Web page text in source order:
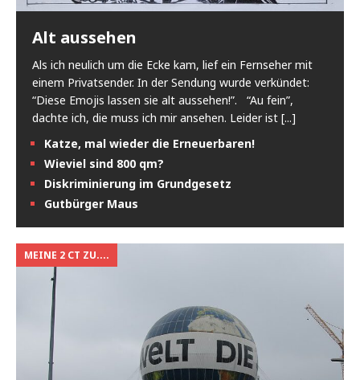
Alt aussehen
Als ich neulich um die Ecke kam, lief ein Fernseher mit
einem Privatsender. In der Sendung wurde verkündet:
“Diese Emojis lassen sie alt aussehen!”. “Au fein”,
dachte ich, die muss ich mir ansehen. Leider ist [...]
Katze, mal wieder die Erneuerbaren!
Wieviel sind 800 qm?
Diskriminierung im Grundgesetz
Gutbürger Maus
MEINE 2 CT ZU....